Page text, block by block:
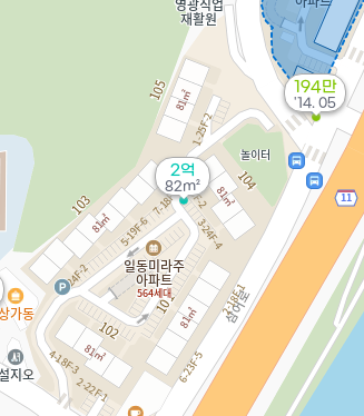
2억
82m²
194만
'14. 05